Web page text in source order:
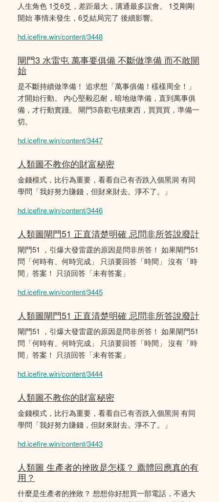
人生角色 1爻6爻，差距最大，溝通最多誤會。 1爻剛剛
開始 事情未發生，6爻結局完了 後續影響。
hd.icefire.win/content/3448
閘門3 水雷屯 萬事要俱備 不斷做準備 而不敢開
始
是不斷持續做準備！ 追求想「萬事俱備！樣樣周全！」
才開始行動。 內心堅毅忍耐，暗地做準備，直到萬事俱
備，才行動實踐。 閘門3喜歡屯積東西，買買買，準備一
切。
hd.icefire.win/content/3447
人類圖不教你的財富秘密
金錢模式，比行為重要，看看自己有否跌入個黑洞 有同
學問「我好努力賺錢，但財來財去。淨不了。」
hd.icefire.win/content/3446
人類圖閘門51 正直清楚明確 忌問非所答說廢計
閘門51 ，引爆大發雷霆的原因是問非所答！ 如果閘門51
問「何時有、何時完成」 只須要回答「時間」 沒有「時
間」答案！ 只須回答「未有答案」
hd.icefire.win/content/3445
人類圖閘門51 正直清楚明確 忌問非所答說廢計
閘門51 ，引爆大發雷霆的原因是問非所答！ 如果閘門51
問「何時有、何時完成」 只須要回答「時間」 沒有「時
間」答案！ 只須回答「未有答案」
hd.icefire.win/content/3444
人類圖不教你的財富秘密
金錢模式，比行為重要，看看自己有否跌入個黑洞 有同
學問「我好努力賺錢，但財來財去。淨不了。」
hd.icefire.win/content/3443
人類圖 生產者的挫敗是怎樣？ 薦體回應真的有
用？
什麼是生產者的挫敗？ 想想你好想買一部電話，不過大